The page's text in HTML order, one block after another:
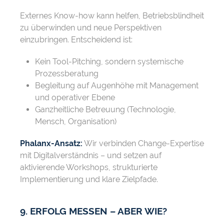
Externes Know-how kann helfen, Betriebsblindheit
zu überwinden und neue Perspektiven
einzubringen. Entscheidend ist:
Kein Tool-Pitching, sondern systemische
Prozessberatung
Begleitung auf Augenhöhe mit Management
und operativer Ebene
Ganzheitliche Betreuung (Technologie,
Mensch, Organisation)
Phalanx-Ansatz: Wir verbinden Change-Expertise
mit Digitalverständnis – und setzen auf
aktivierende Workshops, strukturierte
Implementierung und klare Zielpfade.
9. ERFOLG MESSEN – ABER WIE?